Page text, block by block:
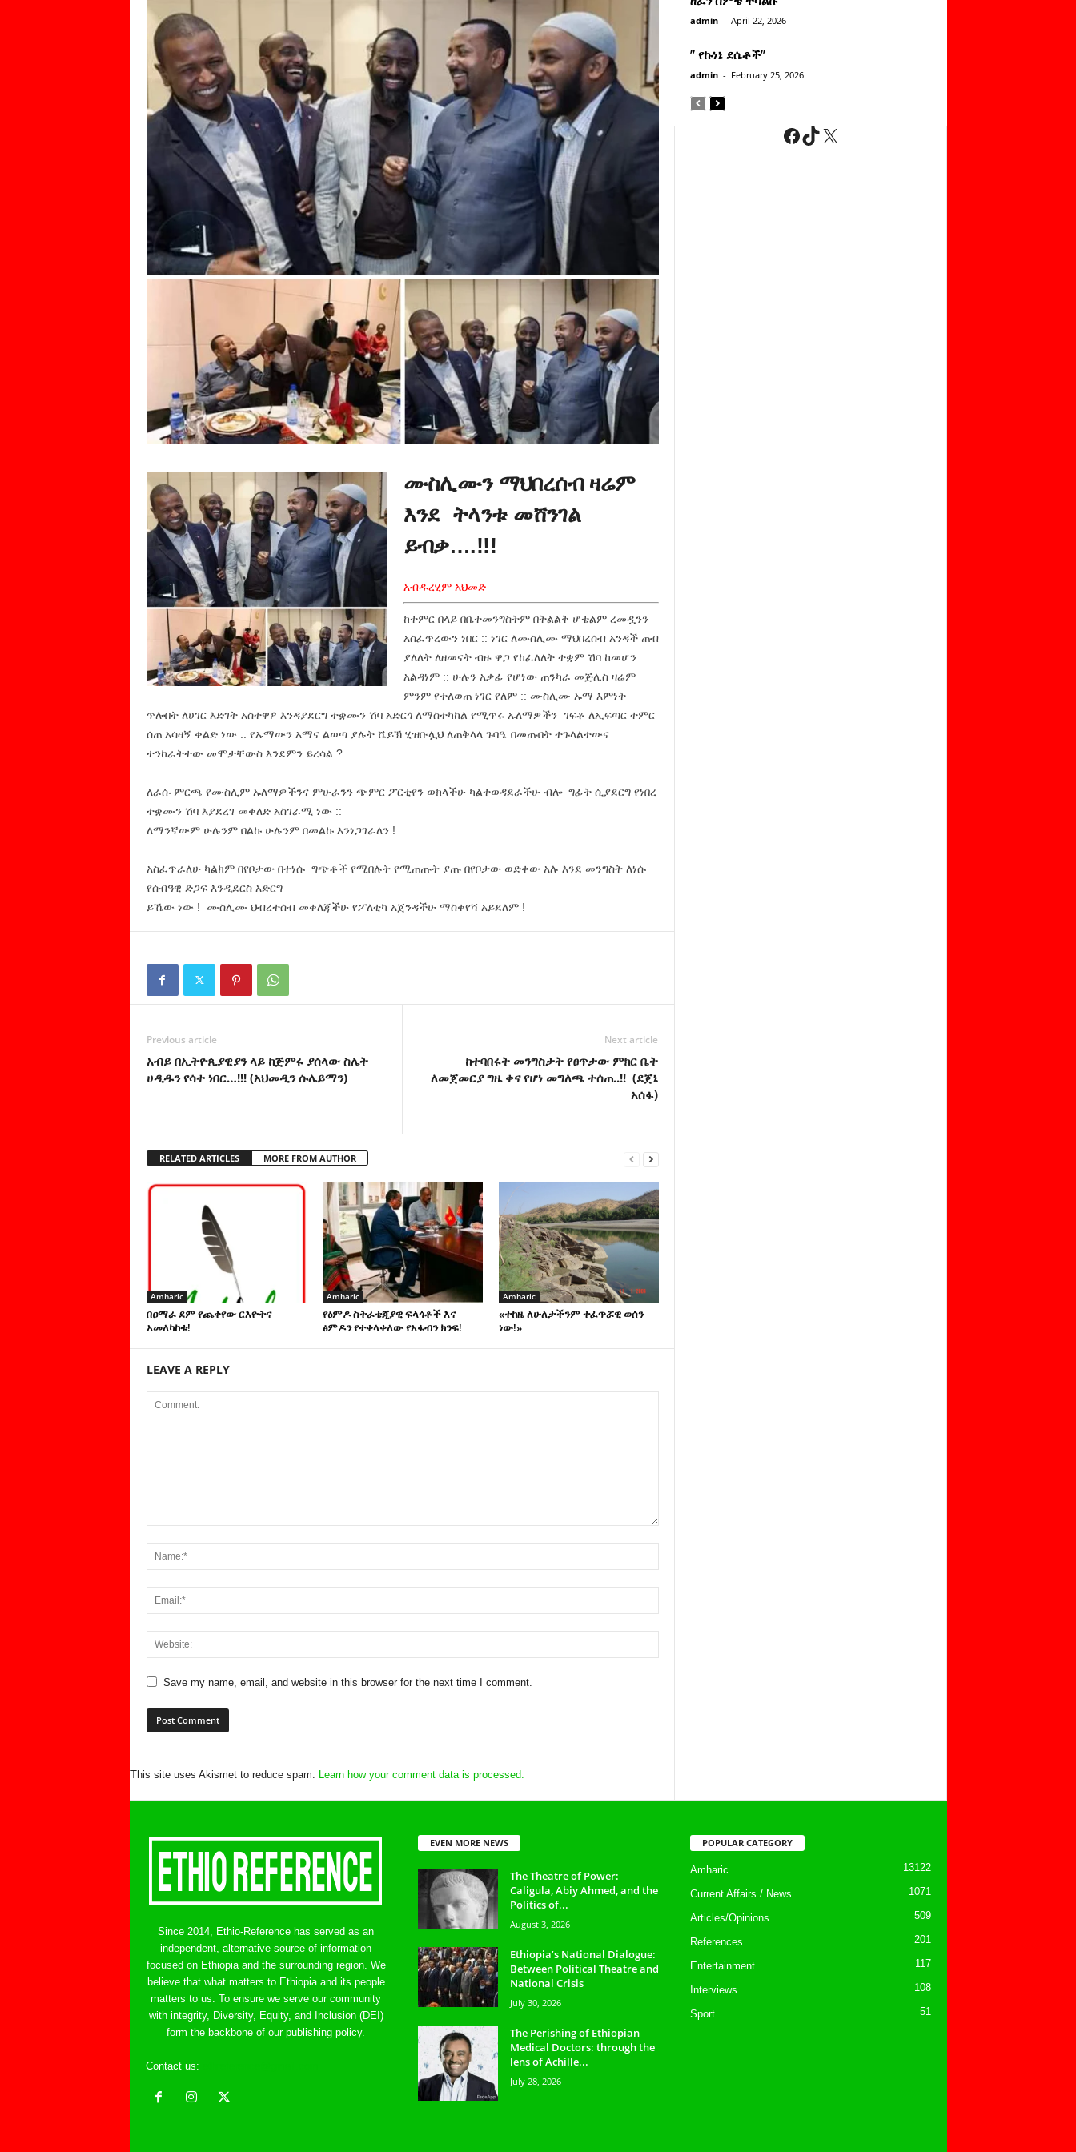
ሙስሊሙን ማህበረሰብ ዛሬም
እንደ ትላንቱ መሸንገል
ይብቃ….!!!
አብዱረሂም አህመድ
ከተምር በላይ በቤተመንግስትም በትልልቅ ሆቴልም ረመዷንን
አስፈጥረውን ነበር :: ነገር ለሙስሊሙ ማህበረሰብ አንዳች ጠብ
ያለለት ለዘመናት ብዙ ዋጋ የከፈለለት ተቋም ሽባ ከመሆን
አልዳነም :: ሁሉን አቃፊ የሆነው ጠንካራ መጅሊስ ዛሬም
ምንም የተለወጠ ነገር የለም :: ሙስሊሙ ኡማ እምነት
ጥሎበት ለሀገር እድገት አስተዋፆ እንዳያደርግ ተቋሙን ሽባ አድርጎ ለማስተካከል የሚጥሩ ኡለማዎችን ገፍቶ ለኢፍጣር ተምር
ሰጠ አሳዛኝ ቀልድ ነው :: የኡማውን አማና ልወጣ ያሉት ሼይኽ ሂዝቡሏህ ለጠቅላላ ጉባዔ በመጡበት ተጉላልተውና
ተንከራትተው መሞታቸውስ እንደምን ይረሳል ?
ለራሱ ምርጫ የሙስሊም ኡለማዎችንና ምሁራንን ጭምር ፖርቲየን ወክላችሁ ካልተወዳደራችሁ ብሎ ግፊት ሲያደርግ የነበረ
ተቋሙን ሽባ እያደረገ መቀለድ አስገራሚ ነው ::
ለማንኛውም ሁሉንም በልኩ ሁሉንም በመልኩ እንነጋገራለን !
አስፈጥራለሁ ካልክም በየቦታው በተነሱ ግጭቶች የሚበሉት የሚጠጡት ያጡ በየቦታው ወድቀው አሉ እንደ መንግስት ለነሱ
የሰብዓዊ ድጋፍ እንዲደርስ አድርግ
ይኼው ነው ! ሙስሊሙ ህብረተሰብ መቀለጃችሁ የፖለቲካ አጀንዳችሁ ማስቀየሻ አይደለም !
Previous article
አብይ በኢትዮጲያዊያን ላይ ከጅምሩ ያሰላው ስሌት
ሀዲዱን የሳተ ነበር…!!! (አህመዲን ሱሌይማን)
Next article
ከተባበሩት መንግስታት የፀጥታው ምክር ቤት
ለመጀመርያ ግዜ ቀና የሆነ መግለጫ ተሰጠ..!! (ደጀኔ
አሰፋ)
RELATED ARTICLES MORE FROM AUTHOR
Amharic
በዐማራ ደም የጨቀየው ርእዮትና
አመለካከቱ!
Amharic
የፅምዶ ስትራቴጂያዊ ፍላጎቶች እና
ፅምዶን የተቀላቀለው የአፋብን ክንፍ!
Amharic
«ተከዜ ለሁለታችንም ተፈጥሯዊ ወሰን
ነው!»
LEAVE A REPLY
Save my name, email, and website in this browser for the next time I comment.
This site uses Akismet to reduce spam. Learn how your comment data is processed.
admin - April 22, 2026
” የኩነኔ ደሴቶች’’
admin - February 25, 2026
Facebook
TikTok
X
Since 2014, Ethio-Reference has served as an
independent, alternative source of information
focused on Ethiopia and the surrounding region. We
believe that what matters to Ethiopia and its people
matters to us. To ensure we serve our community
with integrity, Diversity, Equity, and Inclusion (DEI)
form the backbone of our publishing policy.
Contact us:
EVEN MORE NEWS
The Theatre of Power:
Caligula, Abiy Ahmed, and the
Politics of...
August 3, 2026
Ethiopia’s National Dialogue:
Between Political Theatre and
National Crisis
July 30, 2026
The Perishing of Ethiopian
Medical Doctors: through the
lens of Achille...
July 28, 2026
POPULAR CATEGORY
Amharic 13122
Current Affairs / News 1071
Articles/Opinions 509
References 201
Entertainment 117
Interviews 108
Sport 51